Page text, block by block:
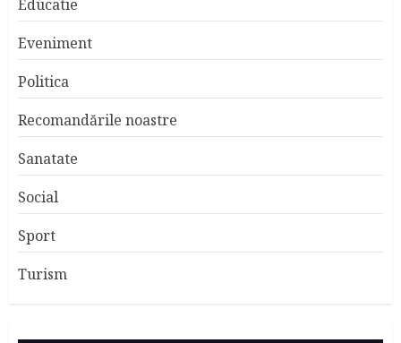
Educatie
Eveniment
Politica
Recomandările noastre
Sanatate
Social
Sport
Turism